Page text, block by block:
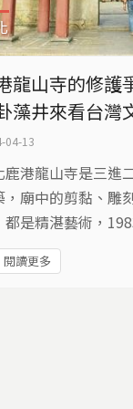
龍山寺的修護
藻井來看台灣
04-13
鹿港龍山寺是三進
，廟中的剪黏、雕
都是精湛藝術，
規劃進行修護時，
新，引發爭議，形
閱讀更多